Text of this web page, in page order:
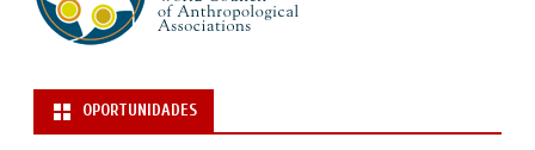
OPORTUNIDADES